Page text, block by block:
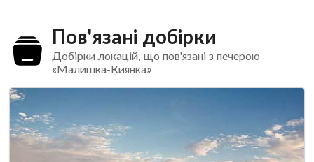
Пов'язані добірки
Добірки локацій, що пов'язані з печерою
«Малишка-Киянка»